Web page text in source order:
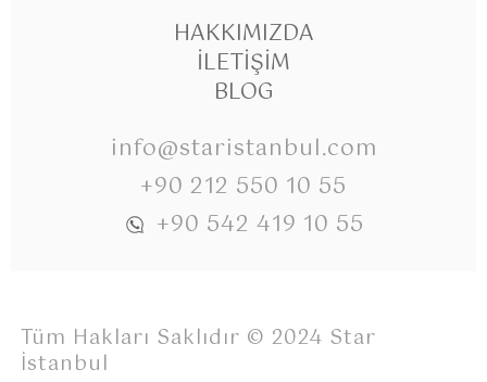
HAKKIMIZDA
İLETIŞIM
BLOG
info@staristanbul.com
+90 212 550 10 55
+90 542 419 10 55
Tüm Hakları Saklıdır © 2024 Star
İstanbul